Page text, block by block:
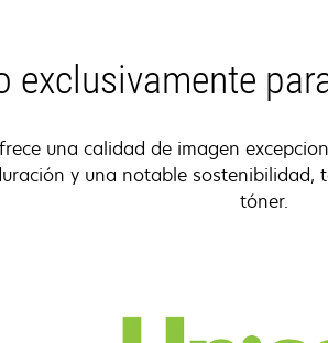
exclusivamente
una calidad de imagen
y una notable sostenibilidad,
tóner.